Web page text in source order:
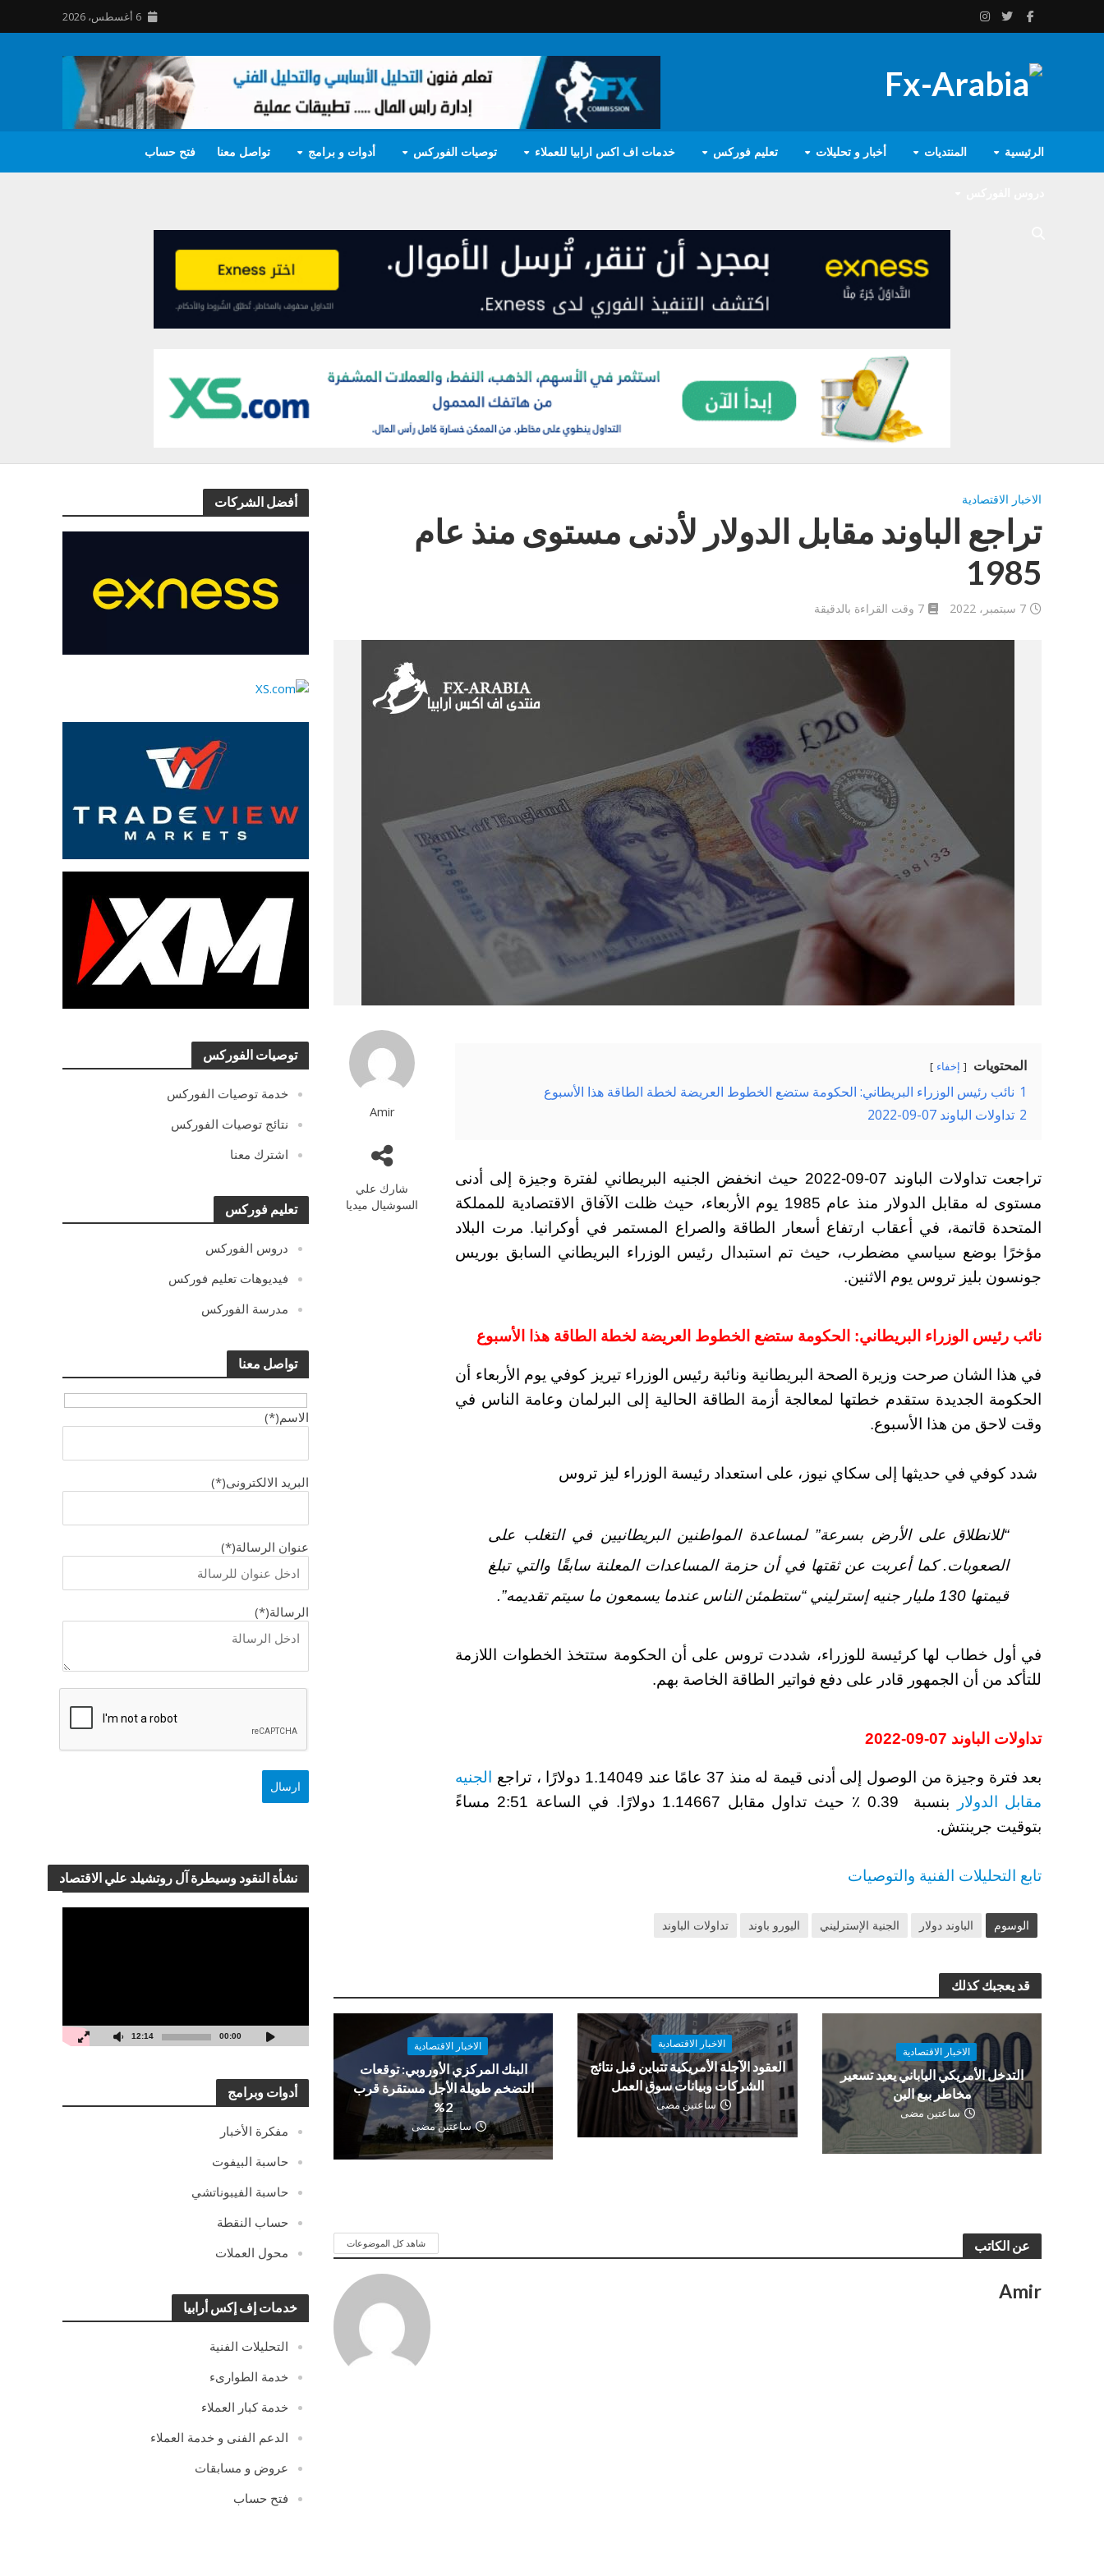
6 أغسطس، 2026
الرئيسية المنتديات أخبار و تحليلات تعليم فوركس خدمات اف اكس ارابيا للعملاء توصيات الفوركس أدوات و برامج تواصل معنا فتح حساب
أفضل الشركات
توصيات الفوركس
خدمة توصيات الفوركس
نتائج توصيات الفوركس
اشترك معنا
تعليم فوركس
دروس الفوركس
فيديوهات تعليم فوركس
مدرسة الفوركس
تواصل معنا
الاسم(*)
البريد الالكترونى(*)
عنوان الرسالة(*)
الرسالة(*)
نشأة النقود وسيطرة آل روتشيلد علي الاقتصاد
00:00
12:14
أدوات وبرامج
مفكرة الأخبار
حاسبة البيفوت
حاسبة الفيبوناتشي
حساب النقطة
محول العملات
خدمات إف إكس أرابيا
التحليلات الفنية
خدمة الطوارىء
خدمة كبار العملاء
الدعم الفنى و خدمة العملاء
عروض و مسابقات
فتح حساب
الاخبار الاقتصادية
تراجع الباوند مقابل الدولار لأدنى مستوى منذ عام
1985
7 سبتمبر، 2022 7 وقت القراءة بالدقيقة
Amir
شارك علي
السوشيال ميديا
المحتويات إخفاء
1 نائب رئيس الوزراء البريطاني: الحكومة ستضع الخطوط العريضة لخطة الطاقة هذا الأسبوع
2 تداولات الباوند 07-09-2022
تراجعت تداولات الباوند 07-09-2022 حيث انخفض الجنيه البريطاني لفترة وجيزة إلى أدنى
مستوى له مقابل الدولار منذ عام 1985 يوم الأربعاء، حيث ظلت الآفاق الاقتصادية للمملكة
المتحدة قاتمة، في أعقاب ارتفاع أسعار الطاقة والصراع المستمر في أوكرانيا. مرت البلاد
مؤخرًا بوضع سياسي مضطرب، حيث تم استبدال رئيس الوزراء البريطاني السابق بوريس
جونسون بليز تروس يوم الاثنين.
نائب رئيس الوزراء البريطاني: الحكومة ستضع الخطوط العريضة لخطة الطاقة هذا الأسبوع
في هذا الشان صرحت وزيرة الصحة البريطانية ونائبة رئيس الوزراء تيريز كوفي يوم الأربعاء أن
الحكومة الجديدة ستقدم خطتها لمعالجة أزمة الطاقة الحالية إلى البرلمان وعامة الناس في
وقت لاحق من هذا الأسبوع.
شدد كوفي في حديثها إلى سكاي نيوز، على استعداد رئيسة الوزراء ليز تروس
“للانطلاق على الأرض بسرعة” لمساعدة المواطنين البريطانيين في التغلب على
الصعوبات. كما أعربت عن ثقتها في أن حزمة المساعدات المعلنة سابقًا والتي تبلغ
قيمتها 130 مليار جنيه إسترليني “ستطمئن الناس عندما يسمعون ما سيتم تقديمه”.
في أول خطاب لها كرئيسة للوزراء، شددت تروس على أن الحكومة ستتخذ الخطوات اللازمة
للتأكد من أن الجمهور قادر على دفع فواتير الطاقة الخاصة بهم.
تداولات الباوند 07-09-2022
بعد فترة وجيزة من الوصول إلى أدنى قيمة له منذ 37 عامًا عند 1.14049 دولارًا ، تراجع
الجنيه
مقابل الدولار
بنسبة 0.39 ٪ حيث تداول مقابل 1.14667 دولارًا. في الساعة 2:51 مساءً
بتوقيت جرينتش.
تابع التحليلات الفنية والتوصيات
الوسوم الباوند دولار الجنية الإسترليني اليورو باوند تداولات الباوند
قد يعجبك كذلك
الاخبار الاقتصادية
التدخل الأمريكي الياباني يعيد تسعير
مخاطر بيع الين
ساعتين مضى
الاخبار الاقتصادية
العقود الآجلة الأمريكية تتباين قبل نتائج
الشركات وبيانات سوق العمل
ساعتين مضى
الاخبار الاقتصادية
البنك المركزي الأوروبي: توقعات
التضخم طويلة الأجل مستقرة قرب
2%
ساعتين مضى
عن الكاتب شاهد كل الموضوعات
Amir